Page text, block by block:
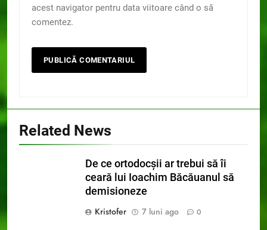
acest navigator pentru data viitoare când o să
comentez.
Related News
De ce ortodocșii ar trebui să îi
ceară lui Ioachim Băcăuanul să
demisioneze
Kristofer
7 luni ago 0